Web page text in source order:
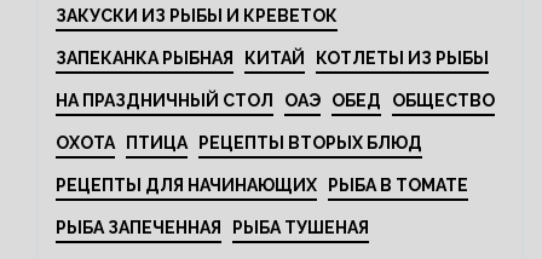
ЗАКУСКИ ИЗ РЫБЫ И КРЕВЕТОК
ЗАПЕКАНКА РЫБНАЯ КИТАЙ КОТЛЕТЫ ИЗ РЫБЫ
НА ПРАЗДНИЧНЫЙ СТОЛ ОАЭ ОБЕД ОБЩЕСТВО
ОХОТА ПТИЦА РЕЦЕПТЫ ВТОРЫХ БЛЮД
РЕЦЕПТЫ ДЛЯ НАЧИНАЮЩИХ РЫБА В ТОМАТЕ
РЫБА ЗАПЕЧЕННАЯ РЫБА ТУШЕНАЯ